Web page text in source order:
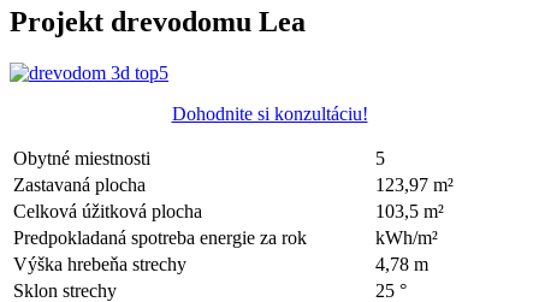
Projekt drevodomu Lea
Dohodnite si konzultáciu!
Obytné miestnosti
5
Zastavaná plocha
123,97 m²
Celková úžitková plocha
103,5 m²
Predpokladaná spotreba energie za rok
kWh/m²
Výška hrebeňa strechy
4,78 m
Sklon strechy
25 °